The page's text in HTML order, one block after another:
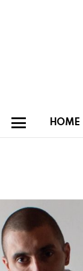
HOME
Latest
stories